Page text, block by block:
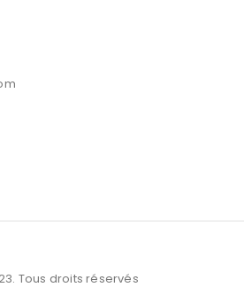
Tous droits réservés